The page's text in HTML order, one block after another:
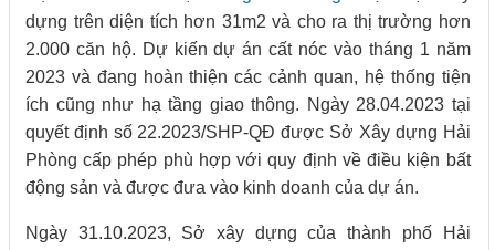
dựng trên diện tích hơn 31m2 và cho ra thị trường hơn
2.000 căn hộ. Dự kiến dự án cất nóc vào tháng 1 năm
2023 và đang hoàn thiện các cảnh quan, hệ thống tiện
ích cũng như hạ tầng giao thông. Ngày 28.04.2023 tại
quyết định số 22.2023/SHP-QĐ được Sở Xây dựng Hải
Phòng cấp phép phù hợp với quy định về điều kiện bất
động sản và được đưa vào kinh doanh của dự án.
Ngày 31.10.2023, Sở xây dựng của thành phố Hải